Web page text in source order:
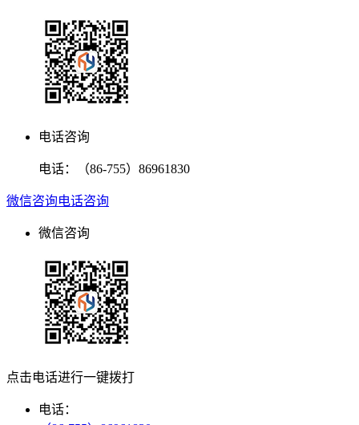
电话咨询
电话： （86-755）86961830
微信咨询电话咨询
微信咨询
点击电话进行一键拨打
电话：